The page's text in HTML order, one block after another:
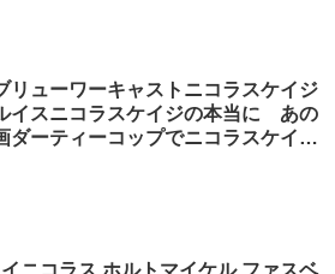
ューワーキャストニコラスケイジ
イスニコラスケイジの本当に あの
ダーティーコップでニコラスケイジ
ニコラス ホルトマイケル ファスベ